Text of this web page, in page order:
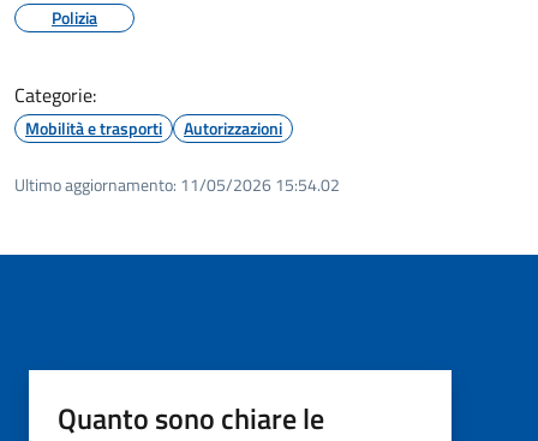
Polizia
Categorie:
Mobilità e trasporti Autorizzazioni
Ultimo aggiornamento: 11/05/2026 15:54.02
Quanto sono chiare le